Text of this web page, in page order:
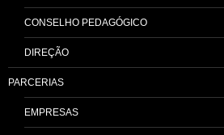
CONSELHO PEDAGÓGICO
DIREÇÃO
PARCERIAS
EMPRESAS